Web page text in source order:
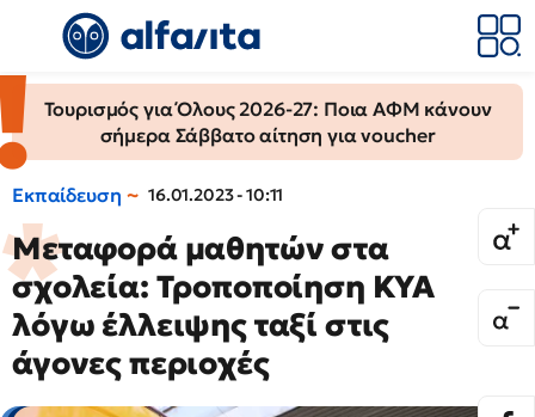
Τουρισμός για Όλους 2026-27: Ποια ΑΦΜ κάνουν
σήμερα Σάββατο αίτηση για voucher
Εκπαίδευση 16.01.2023 - 10:11
Μεταφορά μαθητών στα
σχολεία: Τροποποίηση ΚΥΑ
λόγω έλλειψης ταξί στις
άγονες περιοχές